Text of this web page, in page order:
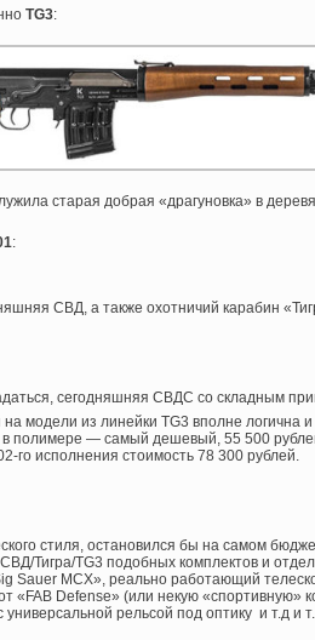
TG3:
старая добрая «драгуновка» в
:
СВД, а также охотничий карабин
сегодняшняя СВДС со складным
модели из линейки TG3 вполне логична
полимере — самый дешевый, 55 500
го исполнения стоимость 78 300 рублей.
стиля, остановился бы на самом
Тигра/TG3 подобных комплектов и
Sauer MCX», реально работающий
«FAB Defense» (или некую «спортивную»
рельсой под оптику и т.д и